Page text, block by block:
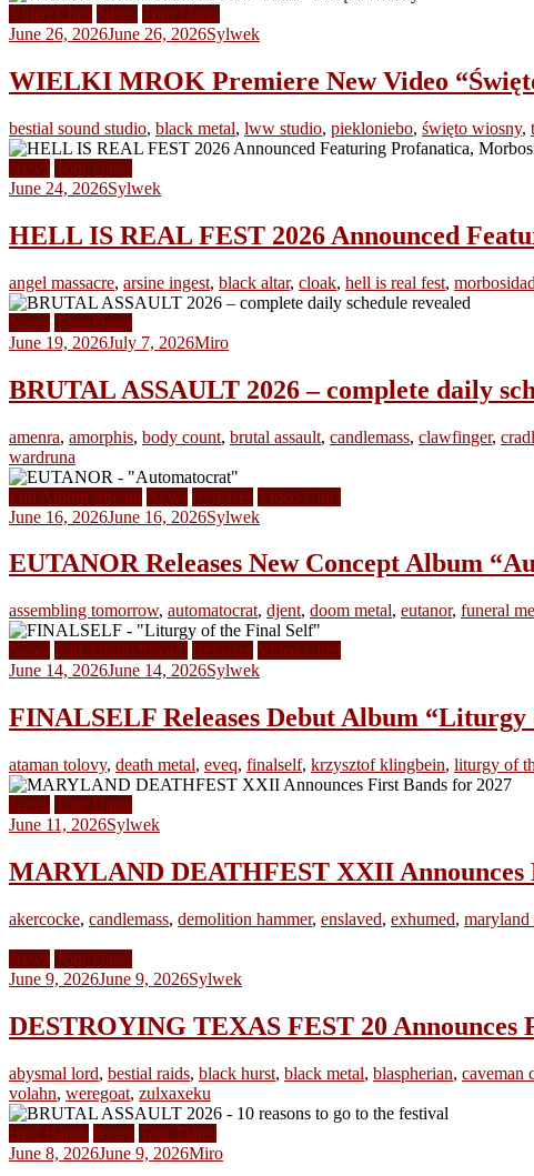
Video Clips News Tour Dates
June 26, 2026June 26, 2026Sylwek
WIELKI MROK Premiere New Video
bestial sound studio, black metal, lww studio, piekloniebo, święto wiosny,
News Tour Dates
June 24, 2026Sylwek
HELL IS REAL FEST 2026 Announced
angel massacre, arsine ingest, black altar, cloak, hell is real fest, morbosidad
News Tour Dates
June 19, 2026July 7, 2026Miro
BRUTAL ASSAULT 2026 – complete daily
amenra, amorphis, body count, brutal assault, candlemass, clawfinger,
wardruna
Full Album Stream News Releases Video Clips
June 16, 2026June 16, 2026Sylwek
EUTANOR Releases New Concept Album
assembling tomorrow, automatocrat, djent, doom metal, eutanor, funeral
News Full Album Stream Releases Video Clips
June 14, 2026June 14, 2026Sylwek
FINALSELF Releases Debut Album “Liturgy
ataman tolovy, death metal, eveq, finalself, krzysztof klingbein, liturgy of
News Tour Dates
June 11, 2026Sylwek
MARYLAND DEATHFEST XXII Announces
akercocke, candlemass, demolition hammer, enslaved, exhumed, maryland
News Tour Dates
June 9, 2026June 9, 2026Sylwek
DESTROYING TEXAS FEST 20
abysmal lord, bestial raids, black hurst, black metal, blaspherian, caveman
volahn, weregoat, zulxaxeku
Best Bands News Tour Dates
June 8, 2026June 9, 2026Miro